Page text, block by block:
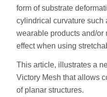
form of substrate
cylindrical curvature such
wearable products and/or
effect when using
This article, illustrates a
Victory Mesh that allows
of planar structures.